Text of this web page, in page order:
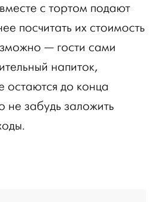
с тортом подают
посчитать их стоимость
— гости сами
напиток,
остаются до конца
не забудь заложить